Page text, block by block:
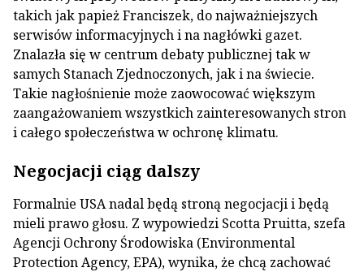
takich jak papież Franciszek, do najważniejszych
serwisów informacyjnych i na nagłówki gazet.
Znalazła się w centrum debaty publicznej tak w
samych Stanach Zjednoczonych, jak i na świecie.
Takie nagłośnienie może zaowocować większym
zaangażowaniem wszystkich zainteresowanych stron
i całego społeczeństwa w ochronę klimatu.
Negocjacji ciąg dalszy
Formalnie USA nadal będą stroną negocjacji i będą
mieli prawo głosu. Z wypowiedzi Scotta Pruitta, szefa
Agencji Ochrony Środowiska (Environmental
Protection Agency, EPA), wynika, że chcą zachować